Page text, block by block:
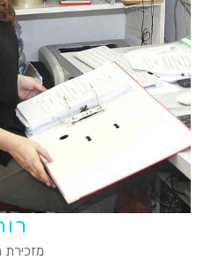
מזכירת